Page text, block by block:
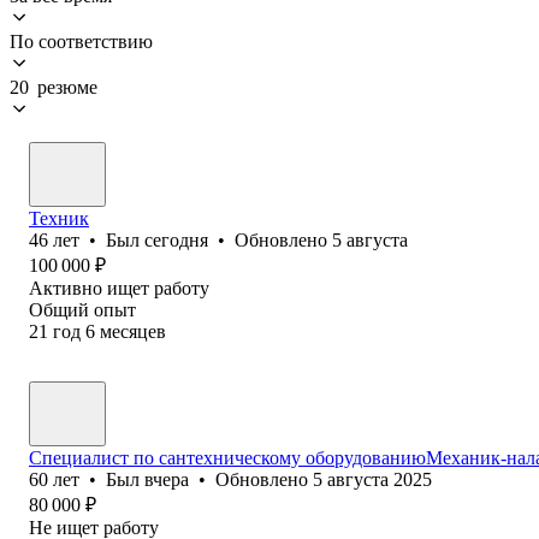
По соответствию
20 резюме
Техник
46 лет • Был сегодня • Обновлено 5 августа
100 000 ₽
Активно ищет работу
Общий опыт
21 год 6 месяцев
Специалист по сантехническому оборудованиюМеханик-
60 лет • Был вчера • Обновлено 5 августа 2025
80 000 ₽
Не ищет работу